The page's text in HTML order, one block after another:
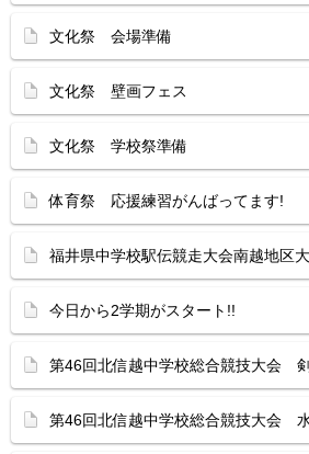
文化祭 会場準備
文化祭 壁画フェス
文化祭 学校祭準備
体育祭 応援練習がんばってます!
福井県中学校駅伝競走大会南越地区
今日から2学期がスタート!!
第46回北信越中学校総合競技大会
第46回北信越中学校総合競技大会